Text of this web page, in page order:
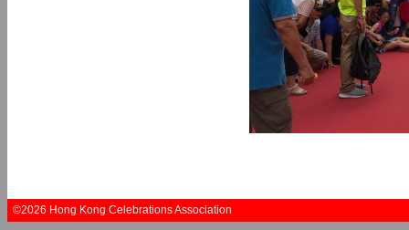
©2026 Hong Kong Celebrations Association